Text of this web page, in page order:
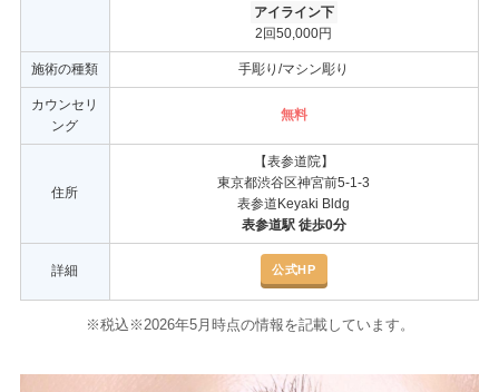
アイライン下
2回50,000円
施術の種類 手彫り/マシン彫り
カウンセリ
ング
無料
住所
【表参道院】
東京都渋谷区神宮前5-1-3
表参道Keyaki Bldg
表参道駅 徒歩0分
詳細 公式HP
※税込※2026年5月時点の情報を記載しています。